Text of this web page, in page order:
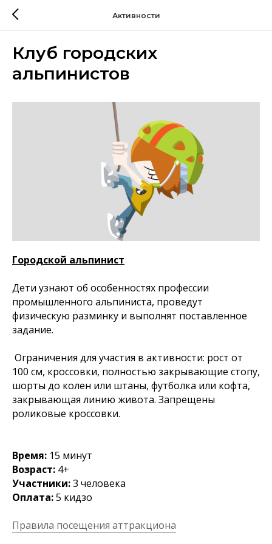
Активности
Клуб городских
альпинистов
Городской альпинист
Дети узнают об особенностях профессии
промышленного альпиниста, проведут
физическую разминку и выполнят поставленное
задание.
Ограничения для участия в активности: рост от
100 см, кроссовки, полностью закрывающие стопу,
шорты до колен или штаны, футболка или кофта,
закрывающая линию живота. Запрещены
роликовые кроссовки.
Время: 15 минут
Возраст: 4+
Участники:3 человека
Оплата:5 кидзo
Правила посещения аттракциона